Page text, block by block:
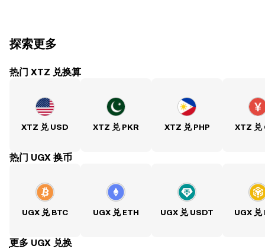
探索更多
热门 XTZ 兑换算
XTZ 兑 USD XTZ 兑 PKR XTZ 兑 PHP XTZ 兑
热门 UGX 换币
UGX 兑 BTC UGX 兑 ETH UGX 兑 USDT UGX 兑
ִִִִִִִִִִִִִִִִִִִִִִִִִִִִִִִִִִִִִִִִִִִִִִִִ更多 UGX 兑换